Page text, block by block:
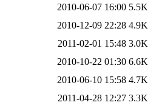
2010-06-07 16:00 5.5K
2010-12-09 22:28 4.9K
2011-02-01 15:48 3.0K
2010-10-22 01:30 6.6K
2010-06-10 15:58 4.7K
2011-04-28 12:27 3.3K